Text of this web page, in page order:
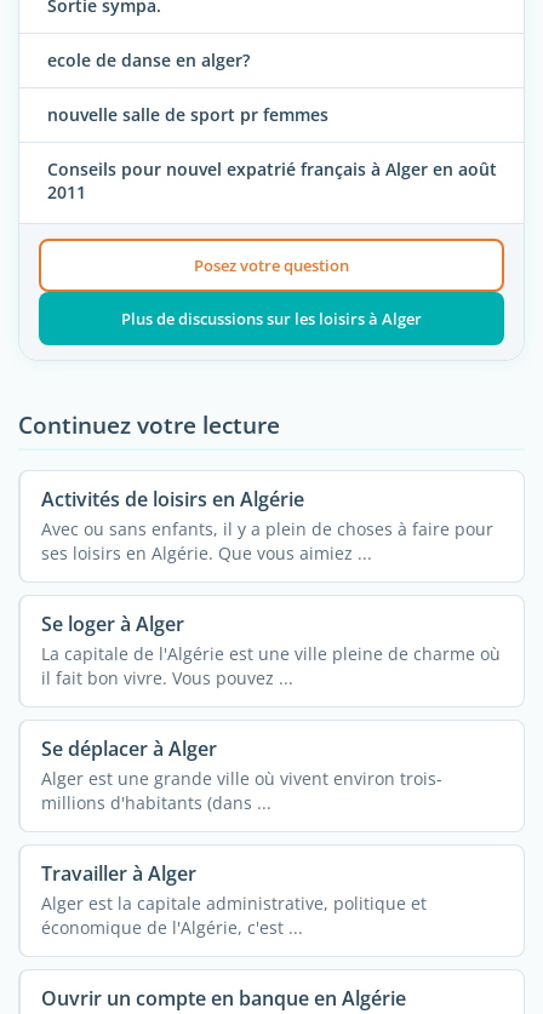
Sortie sympa.
ecole de danse en alger?
nouvelle salle de sport pr femmes
Conseils pour nouvel expatrié français à Alger en août
2011
Posez votre question
Plus de discussions sur les loisirs à Alger
Continuez votre lecture
Activités de loisirs en Algérie
Avec ou sans enfants, il y a plein de choses à faire pour
ses loisirs en Algérie. Que vous aimiez ...
Se loger à Alger
La capitale de l'Algérie est une ville pleine de charme où
il fait bon vivre. Vous pouvez ...
Se déplacer à Alger
Alger est une grande ville où vivent environ trois-
millions d'habitants (dans ...
Travailler à Alger
Alger est la capitale administrative, politique et
économique de l'Algérie, c'est ...
Ouvrir un compte en banque en Algérie